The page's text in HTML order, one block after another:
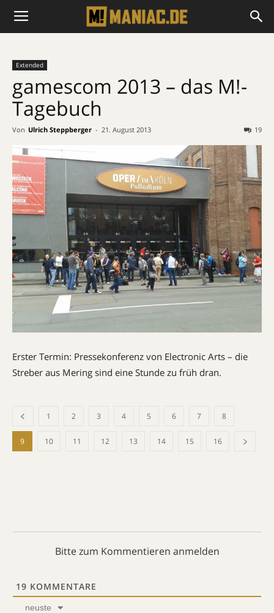
Extended
gamescom 2013 – das M!-
Tagebuch
Von Ulrich Steppberger - 21. August 2013 19
Erster Termin: Pressekonferenz von Electronic Arts – die
Streber aus Mering sind eine Stunde zu früh dran.
1 2 3 4 5 6 7 8
9 10 11 12 13 14 15 16
Bitte zum Kommentieren anmelden
19 KOMMENTARE
neuste